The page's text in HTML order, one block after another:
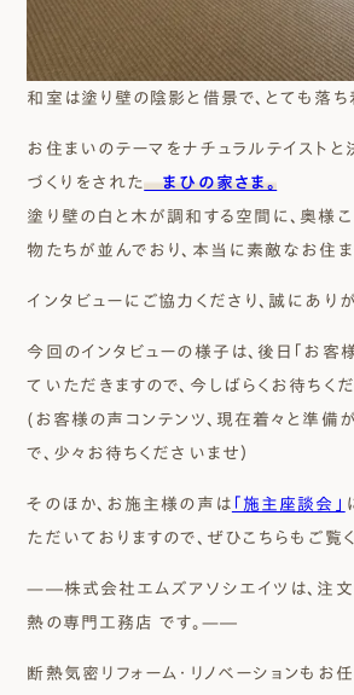
和室は塗り壁の陰影と借景で、とても落ち
お住まいのテーマをナチュラルテイスト
づくりをされたまひの家さま。
塗り壁の白と木が調和する空間に、奥様
物たちが並んでおり、本当に素敵なお住ま
インタビューにご協力くださり、誠にあり
今回のインタビューの様子は、後日「お客
ていただきますので、今しばらくお待ちくだ
(お客様の声コンテンツ、現在着々と準備
で、少々お待ちくださいませ）
そのほか、お施主様の声は 「施主座談会」
ただいておりますので、ぜひこちらもご覧
—―株式会社エムズアソシエイツは、注
熱の専門工務店 です。—―
断熱気密リフォーム・リノベーションもお任